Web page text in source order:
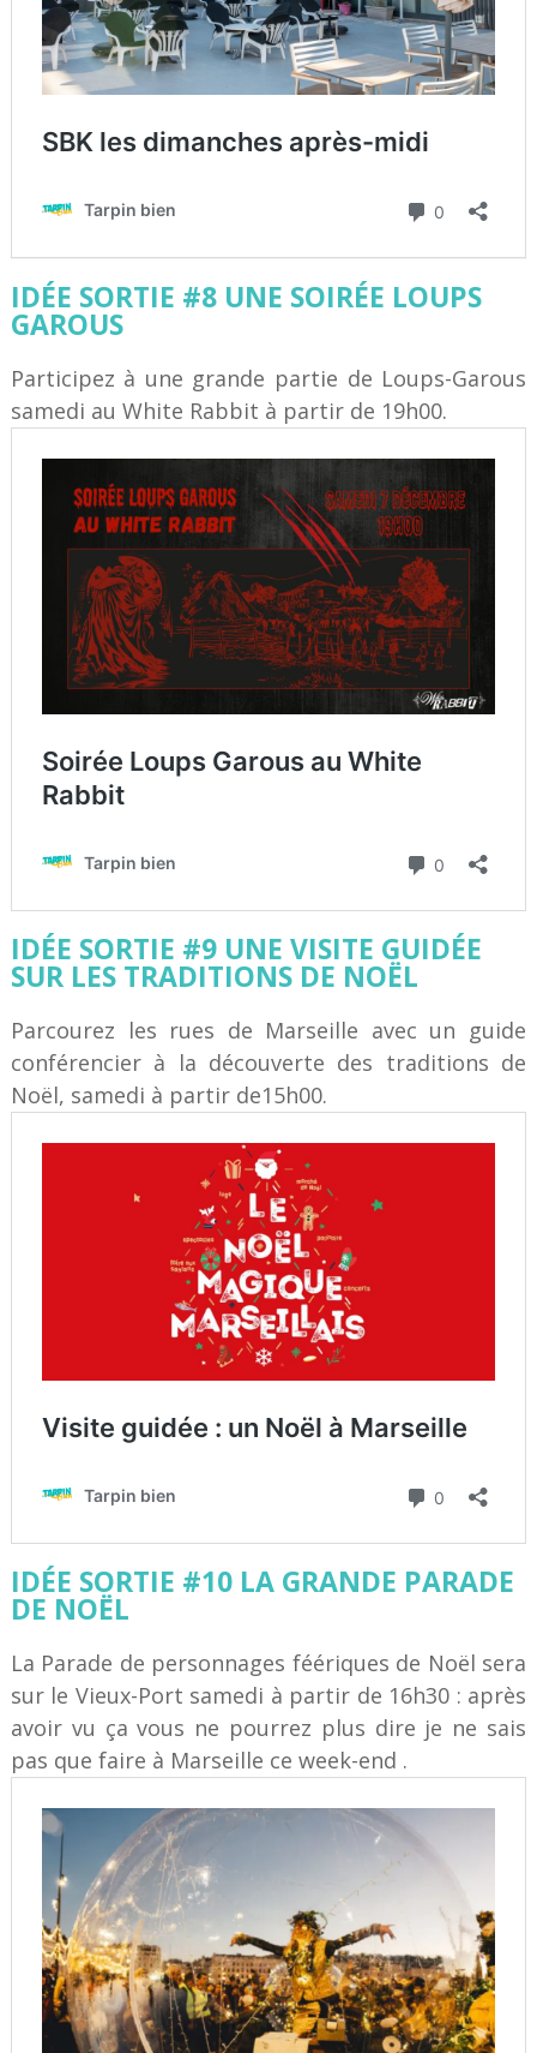
IDÉE SORTIE #8 UNE SOIRÉE LOUPS
GAROUS
Participez à une grande partie de Loups-Garous
samedi au White Rabbit à partir de 19h00.
IDÉE SORTIE #9 UNE VISITE GUIDÉE
SUR LES TRADITIONS DE NOËL
Parcourez les rues de Marseille avec un guide
conférencier à la découverte des traditions de
Noël, samedi à partir de15h00.
IDÉE SORTIE #10 LA GRANDE PARADE
DE NOËL
La Parade de personnages féériques de Noël sera
sur le Vieux-Port samedi à partir de 16h30 : après
avoir vu ça vous ne pourrez plus dire je ne sais
pas que faire à Marseille ce week-end .